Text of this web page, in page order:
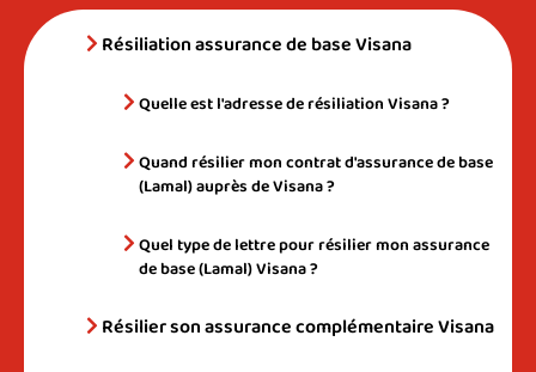
Résiliation assurance de base Visana
Quelle est l'adresse de résiliation Visana ?
Quand résilier mon contrat d'assurance de base
(Lamal) auprès de Visana ?
Quel type de lettre pour résilier mon assurance
de base (Lamal) Visana ?
Résilier son assurance complémentaire Visana